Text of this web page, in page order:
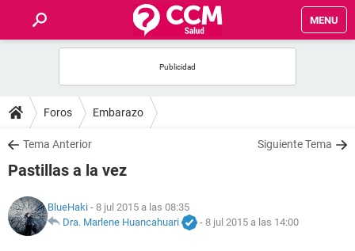
MENU
FOROS
SALUD
NUTRICIÓN
Foros Embarazo
Tema Anterior Siguiente Tema
Pastillas a la vez
BlueHaki - 8 jul 2015 a las 08:35
Dra. Marlene Huancahuari
- 8 jul 2015 a las 14:00